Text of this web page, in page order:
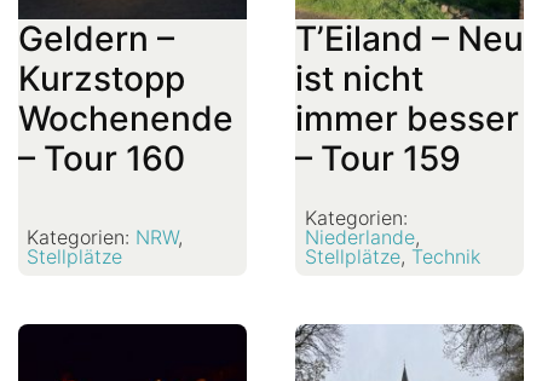
Geldern –
Kurzstopp
Wochenende
– Tour 160
Kategorien: NRW,
Stellplätze
T’Eiland – Neu
ist nicht
immer besser
– Tour 159
Kategorien:
Niederlande,
Stellplätze, Technik